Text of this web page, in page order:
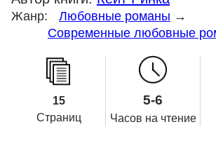
Жанр: Любовные романы →
Современные любовные
15
Страниц
5-6
Часов на чтение